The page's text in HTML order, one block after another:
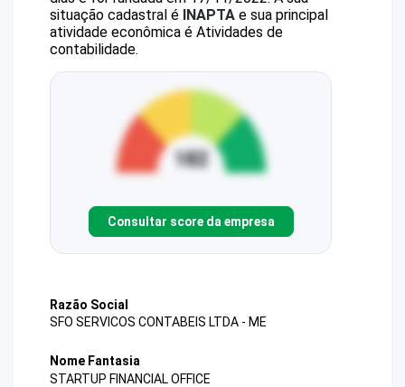
situação cadastral é INAPTA e sua principal
atividade econômica é Atividades de
contabilidade.
Consultar score da empresa
Razão Social
SFO SERVICOS CONTABEIS LTDA - ME
Nome Fantasia
STARTUP FINANCIAL OFFICE